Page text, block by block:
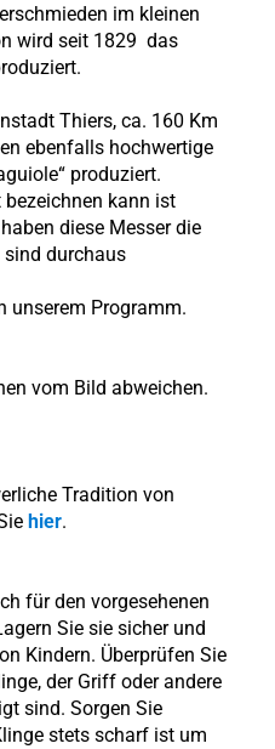
im kleinen
wird seit 1829 das
Thiers, ca. 160 Km
ebenfalls hochwertige
produziert.
kann ist
diese Messer die
durchaus
unserem Programm.
vom Bild abweichen.
Tradition von
hier.
für den vorgesehenen
Sie sie sicher und
Kindern. Überprüfen Sie
der Griff oder andere
sind. Sorgen Sie
stets scharf ist um